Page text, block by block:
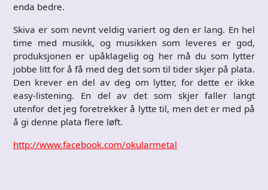
enda bedre.
Skiva er som nevnt veldig variert og den er lang. En hel
time med musikk, og musikken som leveres er god,
produksjonen er upåklagelig og her må du som lytter
jobbe litt for å få med deg det som til tider skjer på plata.
Den krever en del av deg om lytter, for dette er ikke
easy-listening. En del av det som skjer faller langt
utenfor det jeg foretrekker å lytte til, men det er med på
å gi denne plata flere løft.
http://www.facebook.com/okularmetal